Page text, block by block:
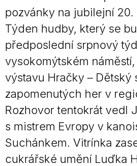
pozvánky na jubilejní
Týden hudby, který se
předposlední srpnový
vysokomýtském
výstavu Hračky – Dětský
zapomenutých her v
Rozhovor tentokrát vedl
s mistrem Evropy v
Suchánkem. Vitrínka
cukrářské umění Luďka